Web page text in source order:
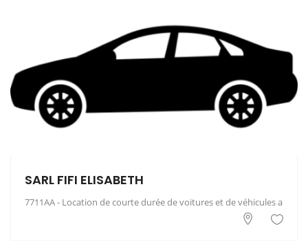
SARL FIFI ELISABETH
7711AA - Location de courte durée de voitures et de véhicules